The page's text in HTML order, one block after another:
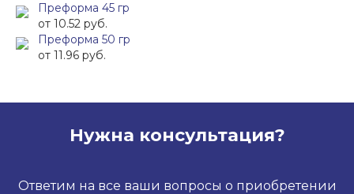
Преформа 45 гр
от 10.52 руб.
Преформа 50 гр
от 11.96 руб.
Нужна консультация?
Ответим на все ваши вопросы о приобретении